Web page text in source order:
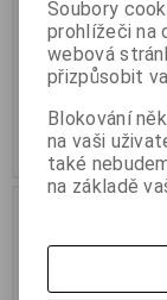
USB 2.0 A/M, 3A,
Termín dodání (dny):
68 Kč
56 Kč (bez DPH:)
Soubory
prohlížeči na
webová
přizpůsobit
Blokování
na vaši
také
na základě